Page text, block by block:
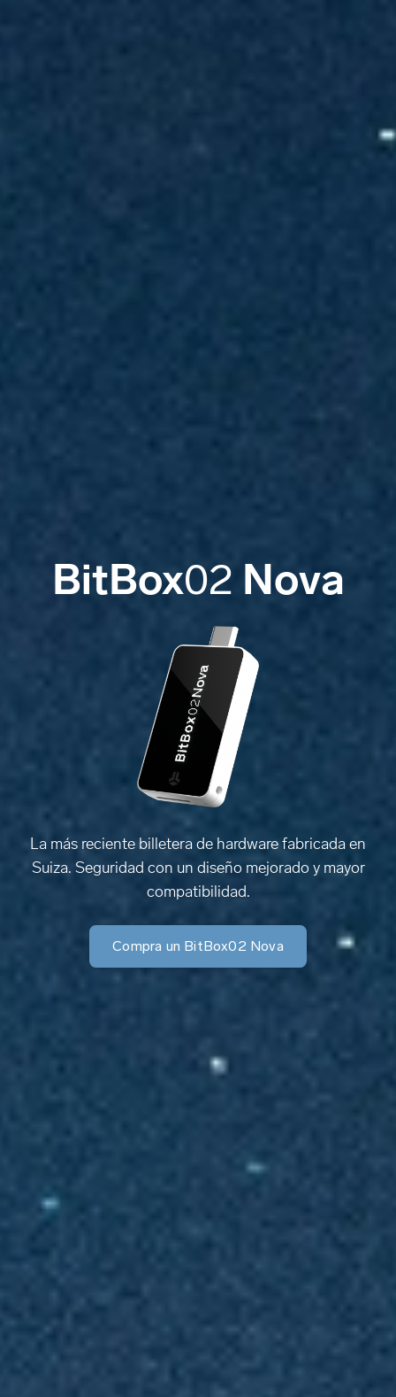
BitBox02 Nova
La más reciente billetera de hardware fabricada en
Suiza. Seguridad con un diseño mejorado y mayor
compatibilidad.
Compra un BitBox02 Nova